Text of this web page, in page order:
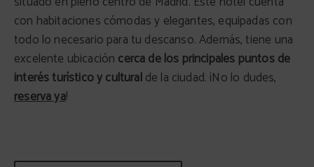
con habitaciones cómodas y elegantes, equipadas con
todo lo necesario para tu descanso. Además, tiene una
excelente ubicación cerca de los principales puntos de
interés turístico y culturalde la ciudad. ¡No lo dudes,
reserva ya!